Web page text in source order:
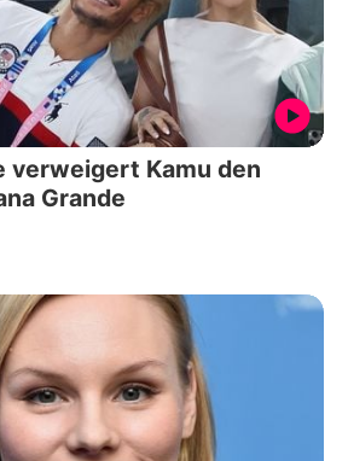
verweigert Kamu den
Grande